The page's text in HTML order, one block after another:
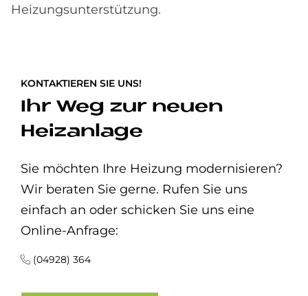
Heizungsunterstützung.
KONTAKTIEREN SIE UNS!
Ihr Weg zur neuen
Heizanlage
Sie möchten Ihre Heizung modernisieren?
Wir beraten Sie gerne. Rufen Sie uns
einfach an oder schicken Sie uns eine
Online-Anfrage:
(04928) 364